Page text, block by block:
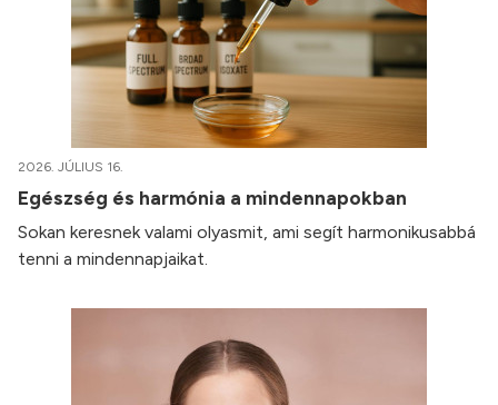
2026. JÚLIUS 16.
Egészség és harmónia a mindennapokban
Sokan keresnek valami olyasmit, ami segít harmonikusabbá
tenni a mindennapjaikat.